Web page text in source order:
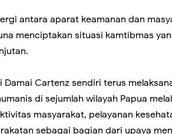
antara aparat keamanan dan
menciptakan situasi kamtibmas
Damai Cartenz sendiri terus
di sejumlah wilayah Papua
masyarakat, pelayanan
sebagai bagian dari upaya